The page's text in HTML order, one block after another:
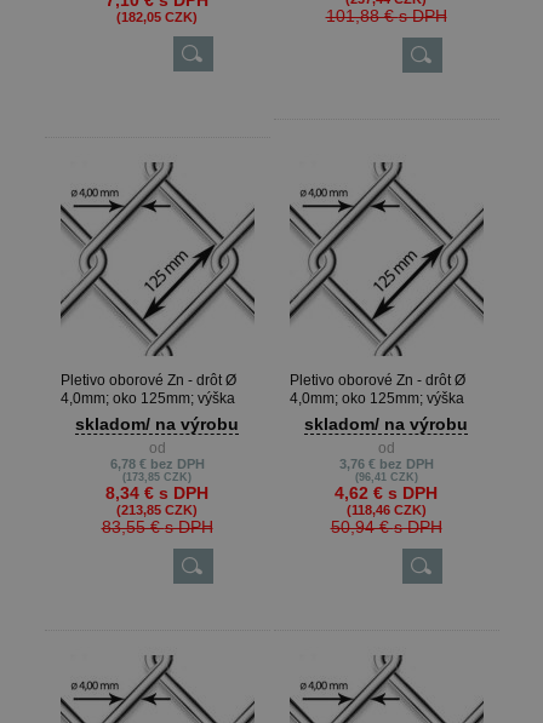
(182,05 CZK) 101,88 €s DPH
Pletivo oborové Zn - drôt Ø
4,0mm; oko 125mm; výška
180cm
skladom/ na výrobu
od
6,78 € bez DPH
(173,85 CZK)
8,34 € s DPH
(213,85 CZK)
83,55 €s DPH
Pletivo oborové Zn - drôt Ø
4,0mm; oko 125mm; výška
100cm
skladom/ na výrobu
od
3,76 € bez DPH
(96,41 CZK)
4,62 € s DPH
(118,46 CZK)
50,94 €s DPH